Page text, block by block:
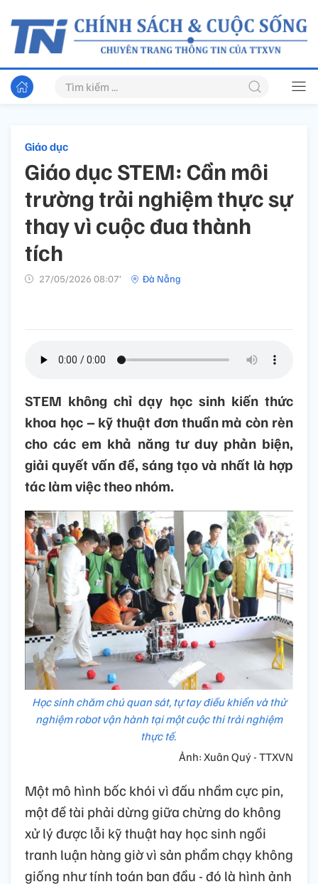
Giáo dục
Giáo dục STEM: Cần môi
trường trải nghiệm thực sự
thay vì cuộc đua thành
tích
27/05/2026 08:07’ Đà Nẵng
STEM không chỉ dạy học sinh kiến thức
khoa học – kỹ thuật đơn thuần mà còn rèn
cho các em khả năng tư duy phản biện,
giải quyết vấn đề, sáng tạo và nhất là hợp
tác làm việc theo nhóm.
Học sinh chăm chú quan sát, tự tay điều khiển và thử
nghiệm robot vận hành tại một cuộc thi trải nghiệm
thực tế.
Ảnh: Xuân Quý - TTXVN
Một mô hình bốc khói vì đấu nhầm cực pin,
một đề tài phải dừng giữa chừng do không
xử lý được lỗi kỹ thuật hay học sinh ngồi
tranh luận hàng giờ vì sản phẩm chạy không
giống như tính toán ban đầu - đó là hình ảnh